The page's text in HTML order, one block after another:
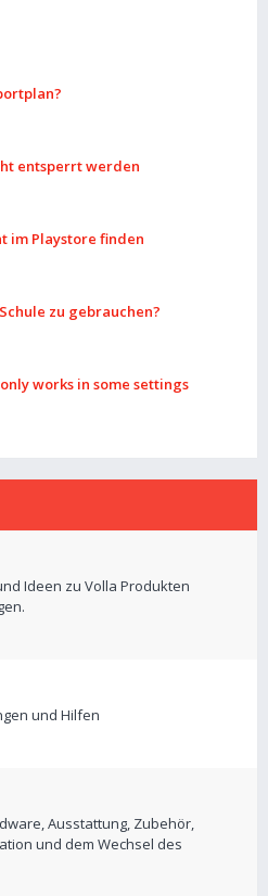
entsperrt werden
im Playstore finden
zu gebrauchen?
works in some settings
Ideen zu Volla Produkten
und Hilfen
Ausstattung, Zubehör,
und dem Wechsel des